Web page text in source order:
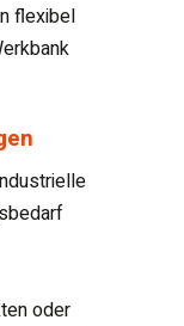
flexibel
oder